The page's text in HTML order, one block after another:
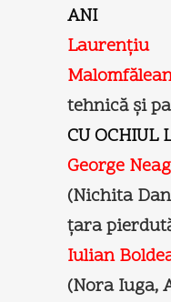
ANI
Laurențiu
tehnică și
CU OCHIUL
George
(Nichita
țara
Iulian
(Nora Iuga,